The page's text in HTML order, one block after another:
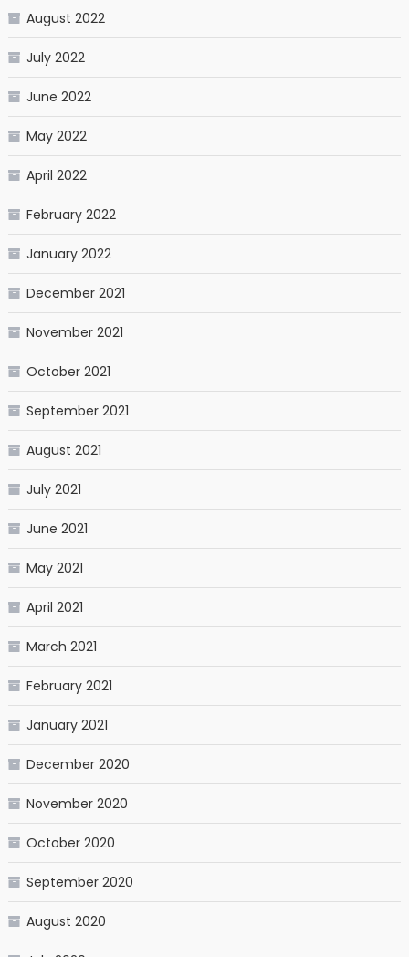
August 2022
July 2022
June 2022
May 2022
April 2022
February 2022
January 2022
December 2021
November 2021
October 2021
September 2021
August 2021
July 2021
June 2021
May 2021
April 2021
March 2021
February 2021
January 2021
December 2020
November 2020
October 2020
September 2020
August 2020